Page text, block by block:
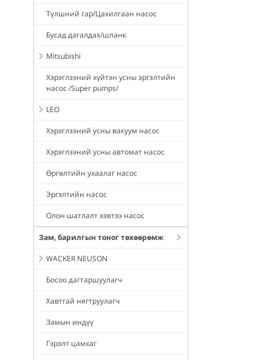
Түлшний гар/Цахилгаан насос
Бусад дагалдах/шланк
Mitsubishi
Хэрэглээний хүйтэн усны эргэлтийн
насос /Super pumps/
LEO
Хэрэглээний усны вакуум насос
Хэрэглээний усны автомат насос
Өргөлтийн ухаалаг насос
Эргэлтийн насос
Олон шатлалт хэвтээ насос
Зам, барилгын тоног төхөөрөмж
WACKER NEUSON
Босоо дагтаршуулагч
Хавтгай нягтруулагч
Замын индүү
Гэрэлт цамхаг